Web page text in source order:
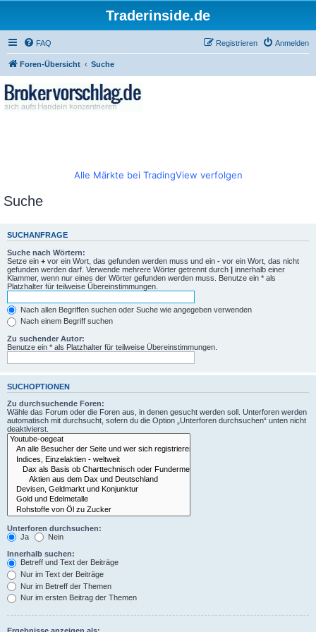
Traderinside.de
FAQ Anmelden
Registrieren
Foren-Übersicht Suche
Alle Märkte bei TradingView verfolgen
Suche
SUCHANFRAGE
Suche nach Wörtern:
Setze ein + vor ein Wort, das gefunden werden muss und ein - vor ein Wort, das nicht
gefunden werden darf. Verwende mehrere Wörter getrennt durch | innerhalb einer
Klammer, wenn nur eines der Wörter gefunden werden muss. Benutze ein * als
Platzhalter für teilweise Übereinstimmungen.
Nach allen Begriffen suchen oder Suche wie angegeben verwenden
Nach einem Begriff suchen
Zu suchender Autor:
Benutze ein * als Platzhalter für teilweise Übereinstimmungen.
SUCHOPTIONEN
Zu durchsuchende Foren:
Wähle das Forum oder die Foren aus, in denen gesucht werden soll. Unterforen werden
automatisch mit durchsucht, sofern du die Option „Unterforen durchsuchen“ unten nicht
deaktivierst.
Unterforen durchsuchen:
Ja
Nein
Innerhalb suchen:
Betreff und Text der Beiträge
Nur im Text der Beiträge
Nur im Betreff der Themen
Nur im ersten Beitrag der Themen